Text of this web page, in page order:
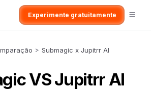
Experimente gratuitamente
> Submagic x Jupitrr AI
VS Jupitrr AI